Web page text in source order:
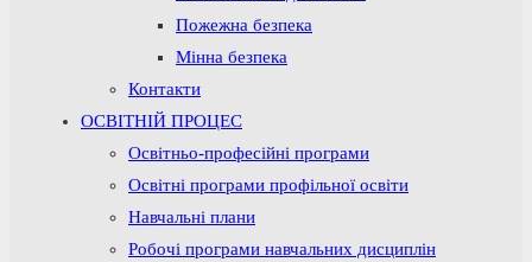
Пожежна безпека
Мінна безпека
Контакти
ОСВІТНІЙ ПРОЦЕС
Освітньо-професійні програми
Освітні програми профільної освіти
Навчальні плани
Робочі програми навчальних дисциплін